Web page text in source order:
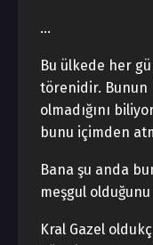
…
Bu ülkede her
törenidir. Bunun
olmadığını
bunu içimden
Bana şu anda
meşgul
Kral Gazel